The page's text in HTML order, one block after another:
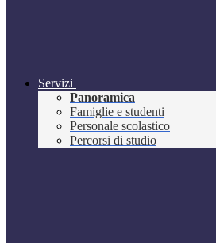
Servizi
Panoramica
Famiglie e studenti
Personale scolastico
Percorsi di studio